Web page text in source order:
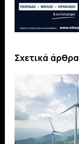
Σχετικά άρθρα